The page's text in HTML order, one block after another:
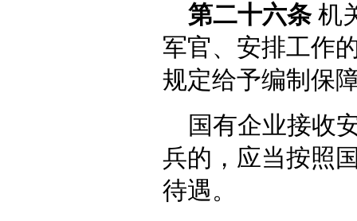
第二十六条机
军官、安排工作
规定给予编制保
国有企业接收
兵的，应当按照
待遇。